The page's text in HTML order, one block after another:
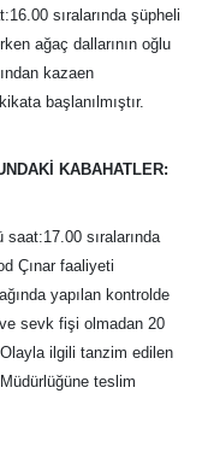
sıralarında şüpheli
ağaç dallarının oğlu
kazaen
başlanılmıştır.
KABAHATLER:
sıralarında
Çınar faaliyeti
yapılan kontrolde
sevk fişi olmadan 20
Olayla ilgili tanzim edilen
teslim